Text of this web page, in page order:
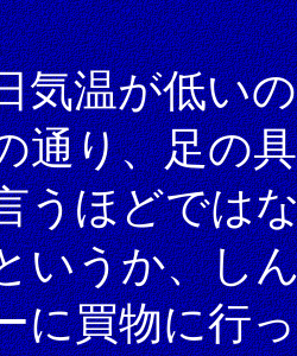
気温が低い
通り、足の
うほどでは
いうか、し
に買物に行